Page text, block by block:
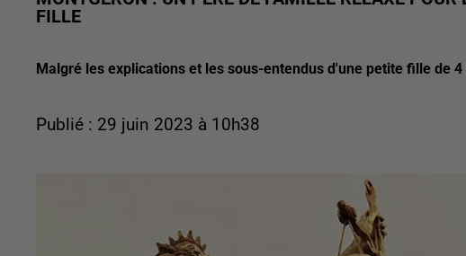
FILLE
Malgré les explications et les sous-entendus d'une petite fille de
Publié : 29 juin 2023 à 10h38